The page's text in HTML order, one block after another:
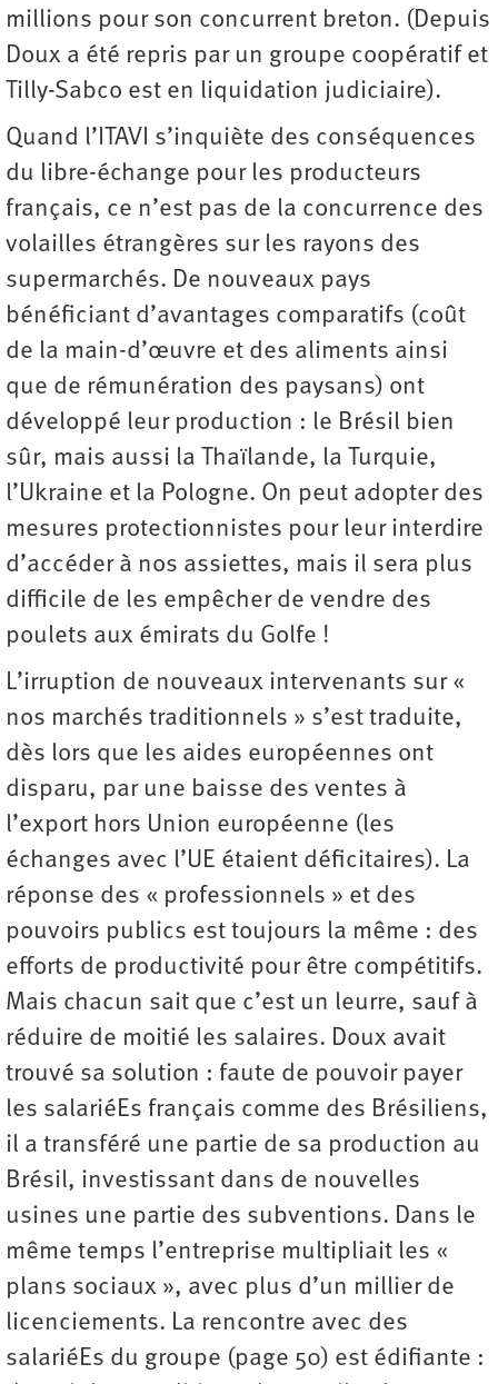
millions pour son concurrent breton. (Depuis
Doux a été repris par un groupe coopératif et
Tilly-Sabco est en liquidation judiciaire).
Quand l’ITAVI s’inquiète des conséquences
du libre-échange pour les producteurs
français, ce n’est pas de la concurrence des
volailles étrangères sur les rayons des
supermarchés. De nouveaux pays
bénéficiant d’avantages comparatifs (coût
de la main-d’œuvre et des aliments ainsi
que de rémunération des paysans) ont
développé leur production : le Brésil bien
sûr, mais aussi la Thaïlande, la Turquie,
l’Ukraine et la Pologne. On peut adopter des
mesures protectionnistes pour leur interdire
d’accéder à nos assiettes, mais il sera plus
difficile de les empêcher de vendre des
poulets aux émirats du Golfe !
L’irruption de nouveaux intervenants sur «
nos marchés traditionnels » s’est traduite,
dès lors que les aides européennes ont
disparu, par une baisse des ventes à
l’export hors Union européenne (les
échanges avec l’UE étaient déficitaires). La
réponse des « professionnels » et des
pouvoirs publics est toujours la même : des
efforts de productivité pour être compétitifs.
Mais chacun sait que c’est un leurre, sauf à
réduire de moitié les salaires. Doux avait
trouvé sa solution : faute de pouvoir payer
les salariéEs français comme des Brésiliens,
il a transféré une partie de sa production au
Brésil, investissant dans de nouvelles
usines une partie des subventions. Dans le
même temps l’entreprise multipliait les «
plans sociaux », avec plus d’un millier de
licenciements. La rencontre avec des
salariéEs du groupe (page 50) est édifiante :